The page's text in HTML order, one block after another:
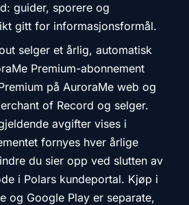
guider, sporere og
gitt for informasjonsformål.
selger et årlig, automatisk
Premium-abonnement
på AuroraMe web og
of Record og selger.
avgifter vises i
fornyes hver årlige
du sier opp ved slutten av
i Polars kundeportal. Kjøp i
og Google Play er separate,